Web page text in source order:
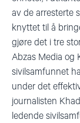
av de arresterte
knyttet til å
gjøre det i tre
Abzas Media og
sivilsamfunnet
under det
journalisten
ledende